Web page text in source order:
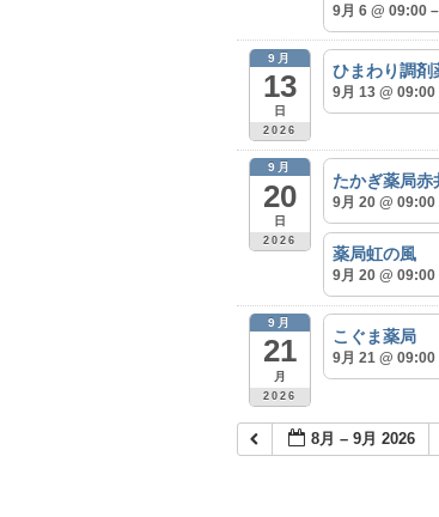
9月 6 @ 09:00
9月
13
日
2026
ひまわり調剤
9月 13 @
9月
20
日
2026
たかぎ薬局赤
9月 20 @
薬局虹の風
9月 20 @
9月
21
月
2026
こぐま薬局
9月 21 @
8月 – 9月 2026